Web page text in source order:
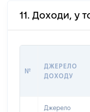
11. Доходи, у
№
ДЖЕРЕЛО
ДОХОДУ
Джерело